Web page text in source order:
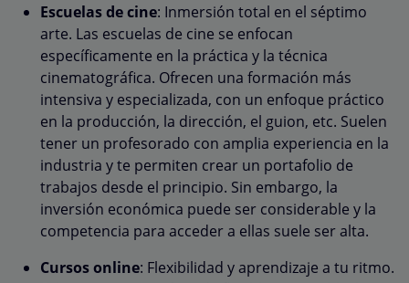
Escuelas de cine: Inmersión total en el séptimo
arte. Las escuelas de cine se enfocan
específicamente en la práctica y la técnica
cinematográfica. Ofrecen una formación más
intensiva y especializada, con un enfoque práctico
en la producción, la dirección, el guion, etc. Suelen
tener un profesorado con amplia experiencia en la
industria y te permiten crear un portafolio de
trabajos desde el principio. Sin embargo, la
inversión económica puede ser considerable y la
competencia para acceder a ellas suele ser alta.
Cursos online: Flexibilidad y aprendizaje a tu ritmo.